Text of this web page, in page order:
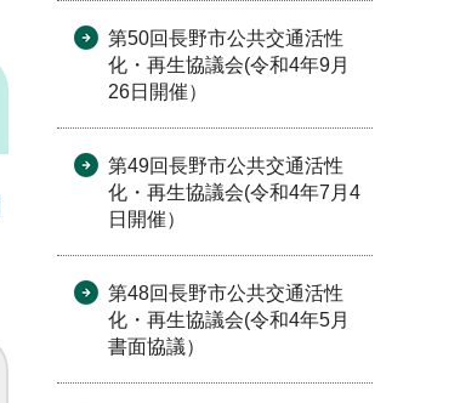
第50回長野市公共交通活性
化・再生協議会(令和4年9月
26日開催）
第49回長野市公共交通活性
化・再生協議会(令和4年7月4
日開催）
第48回長野市公共交通活性
化・再生協議会(令和4年5月
書面協議）